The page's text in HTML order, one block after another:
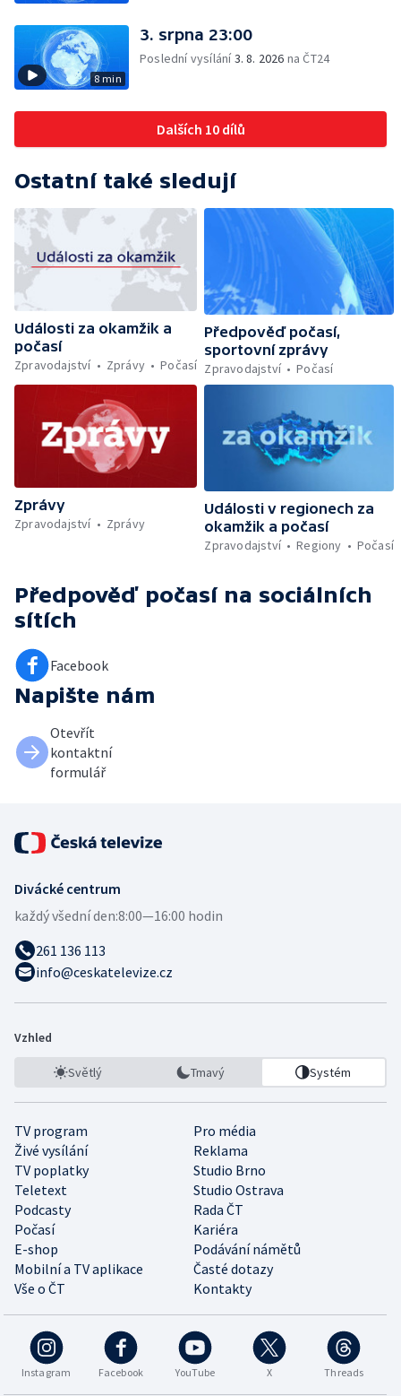
8 min
3. srpna 23:00
Poslední vysílání3. 8. 2026 na ČT24
Dalších 10 dílů
Ostatní také sledují
Události za okamžik a
počasí
Zpravodajství
Zprávy Počasí
Předpověď počasí,
sportovní zprávy
Zpravodajství
Počasí
Zprávy
Zpravodajství
Zprávy
Události v regionech za
okamžik a počasí
Zpravodajství
Regiony Počasí
Předpověď počasí na sociálních
sítích
Facebook
Napište nám
Otevřít
kontaktní
formulář
Divácké centrum
každý všední den:8:00—16:00 hodin
261 136 113
info@ceskatelevize.cz
Vzhled
Světlý Tmavý Systém
TV program
Pro média
Živé vysílání
Reklama
TV poplatky
Studio Brno
Teletext
Studio Ostrava
Podcasty
Rada ČT
Počasí
Kariéra
E-shop
Podávání námětů
Mobilní a TV aplikace
Časté dotazy
Vše o ČT
Kontakty
Instagram Facebook YouTube X Threads